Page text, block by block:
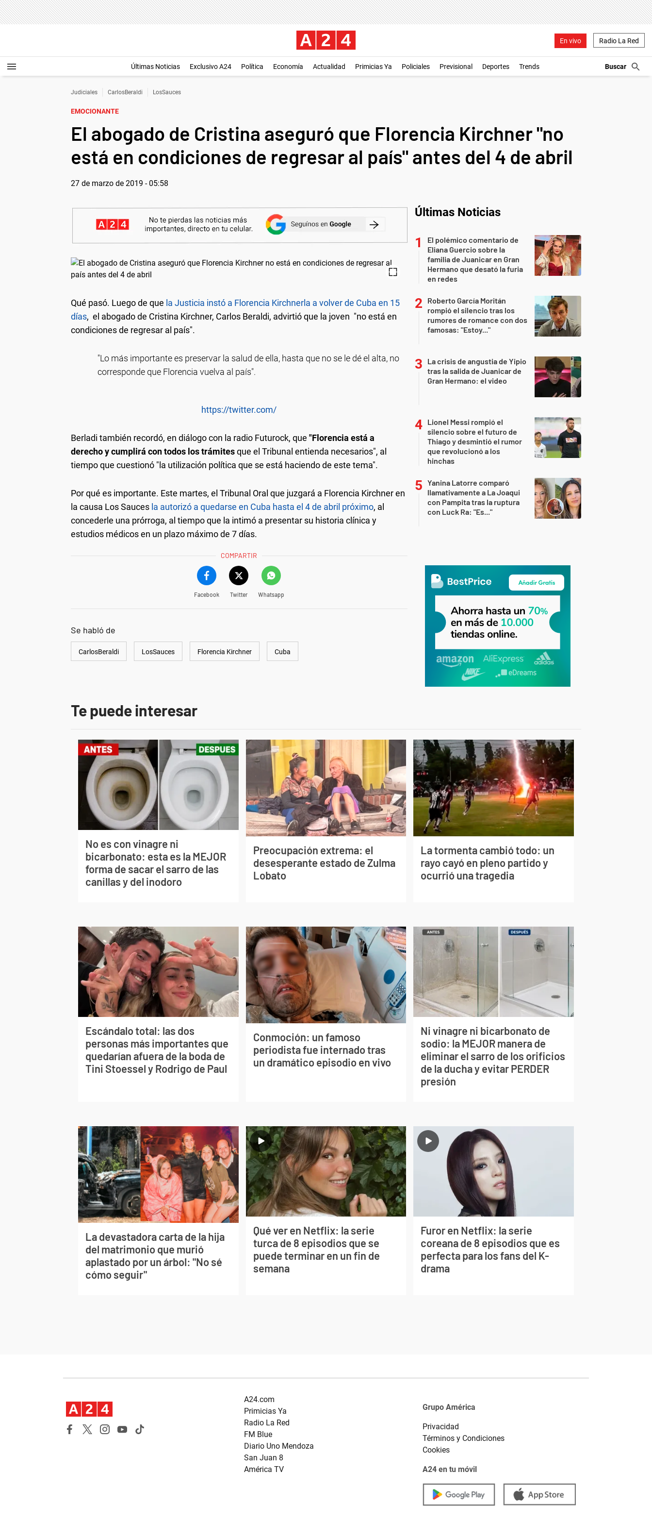
En vivo Radio La Red
Últimas Noticias Exclusivo A24 Política Economía Actualidad Primicias Ya Policiales Previsional Deportes Trends
Judiciales CarlosBeraldi LosSauces
EMOCIONANTE
El abogado de Cristina aseguró que Florencia Kirchner "no
está en condiciones de regresar al país" antes del 4 de abril
27 de marzo de 2019 - 05:58
Qué pasó. Luego de que la Justicia instó a Florencia Kirchnerla a volver de Cuba en 15
días, el abogado de Cristina Kirchner, Carlos Beraldi, advirtió que la joven "no está en
condiciones de regresar al país".
"Lo más importante es preservar la salud de ella, hasta que no se le dé el alta, no
corresponde que Florencia vuelva al país".
https://twitter.com/
Berladi también recordó, en diálogo con la radio Futurock, que "Florencia está a
derecho y cumplirá con todos los trámitesque el Tribunal entienda necesarios", al
tiempo que cuestionó "la utilización política que se está haciendo de este tema".
Por qué es importante. Este martes, el Tribunal Oral que juzgará a Florencia Kirchner en
la causa Los Sauces la autorizó a quedarse en Cuba hasta el 4 de abril próximo, al
concederle una prórroga, al tiempo que la intimó a presentar su historia clínica y
estudios médicos en un plazo máximo de 7 días.
COMPARTIR
Facebook Twitter Whatsapp
Se habló de
CarlosBeraldi LosSauces Florencia Kirchner Cuba
Últimas Noticias
El polémico comentario de
Eliana Guercio sobre la
familia de Juanicar en Gran
Hermano que desató la furia
en redes
Roberto García Moritán
rompió el silencio tras los
rumores de romance con dos
famosas: "Estoy..."
La crisis de angustia de Yipio
tras la salida de Juanicar de
Gran Hermano: el video
Lionel Messi rompió el
silencio sobre el futuro de
Thiago y desmintió el rumor
que revolucionó a los
hinchas
Yanina Latorre comparó
llamativamente a La Joaqui
con Pampita tras la ruptura
con Luck Ra: "Es..."
Te puede interesar
No es con vinagre ni
bicarbonato: esta es la MEJOR
forma de sacar el sarro de las
canillas y del inodoro
Preocupación extrema: el
desesperante estado de Zulma
Lobato
La tormenta cambió todo: un
rayo cayó en pleno partido y
ocurrió una tragedia
Escándalo total: las dos
personas más importantes que
quedarían afuera de la boda de
Tini Stoessel y Rodrigo de Paul
Conmoción: un famoso
periodista fue internado tras
un dramático episodio en vivo
Ni vinagre ni bicarbonato de
sodio: la MEJOR manera de
eliminar el sarro de los orificios
de la ducha y evitar PERDER
presión
La devastadora carta de la hija
del matrimonio que murió
aplastado por un árbol: "No sé
cómo seguir"
Qué ver en Netflix: la serie
turca de 8 episodios que se
puede terminar en un fin de
semana
Furor en Netflix: la serie
coreana de 8 episodios que es
perfecta para los fans del K-
drama
A24.com
Primicias Ya
Radio La Red
FM Blue
Diario Uno Mendoza
San Juan 8
América TV
Grupo América
Privacidad
Términos y Condiciones
Cookies
A24 en tu móvil